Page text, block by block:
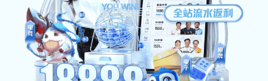
PRODUCT CENTER
产品中心